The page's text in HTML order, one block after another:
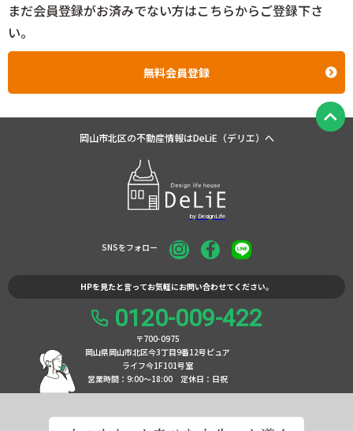
まだ会員登録がお済みでない方はこちらからご登録下さ
い。
無料会員登録
岡山市北区の不動産情報はDeLiE（デリエ）へ
SNSをフォロー
HPを見たと言ってお気軽にお問い合わせてください。
0120-009-422
〒700-0975
岡山県岡山市北区今3丁目9番12号ピュア
ライフ今1F101号室
営業時間：9:00〜18:00
定休日：日祝